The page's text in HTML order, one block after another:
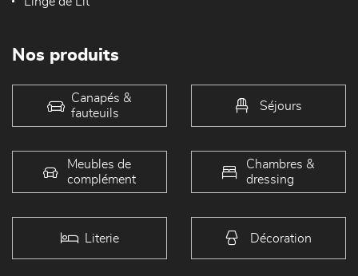
Nos produits
Canapés &
fauteuils
Séjours
Meubles de
complément
Chambres &
dressing
Literie Décoration